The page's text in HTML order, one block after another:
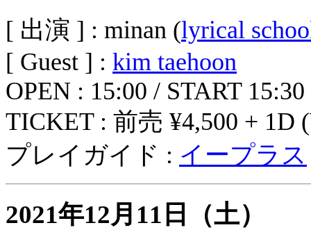
[ 出演 ] : minan (lyrical
[ Guest ] : kim taehoon
OPEN : 15:00 / START 15:30
TICKET : 前売 ¥4,500 + 1D
プレイガイド : イープラス
2021年12月11日（土）